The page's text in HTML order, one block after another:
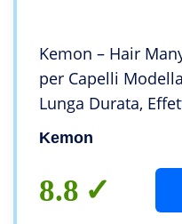
Kemon – Hair
per Capelli
Lunga Durata,
Kemon
8.8